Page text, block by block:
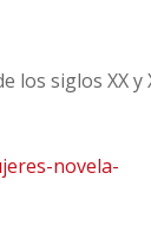
los siglos XX y
novela-